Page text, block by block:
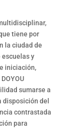
tiene por
la ciudad de
y
iniciación,
sumarse a
disposición del
contrastada
para